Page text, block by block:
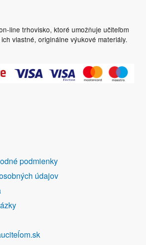
line trhovisko, ktoré umožňuje učiteľom
vlastné, originálne výukové materiály.
podmienky
údajov